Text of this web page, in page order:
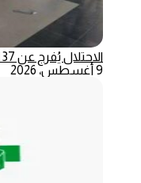
الاحتلال يُفرج عن 37 أسيراً من غزة
9 أغسطس، 2026